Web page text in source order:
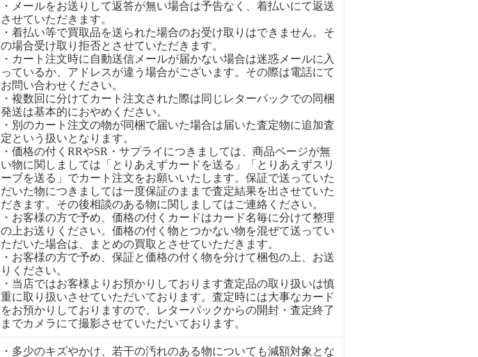
・メールをお送りして返答が無い場合は予告なく、着払いにて返送
させていただきます。
・着払い等で買取品を送られた場合のお受け取りはできません。そ
の場合受け取り拒否とさせていただきます。
・カート注文時に自動送信メールが届かない場合は迷惑メールに入
っているか、アドレスが違う場合がございます。その際は電話にて
お問い合わせください。
・複数回に分けてカート注文された際は同じレターパックでの同梱
発送は基本的におやめください。
・別のカート注文の物が同梱で届いた場合は届いた査定物に追加査
定という扱いとなります。
・価格の付くRRやSR・サプライにつきましては、商品ページが無
い物に関しましては「とりあえずカードを送る」「とりあえずスリ
ーブを送る」でカート注文をお願いいたします。保証で送っていた
だいた物につきましては一度保証のままで査定結果を出させていた
だきます。その後相談のある物に関しましてはご連絡ください。
・お客様の方で予め、価格の付くカードはカード名毎に分けて整理
の上お送りください。価格の付く物とつかない物を混ぜて送ってい
ただいた場合は、まとめの買取とさせていただきます。
・お客様の方で予め、保証と価格の付く物を分けて梱包の上、お送
りください。
・当店ではお客様よりお預かりしております査定品の取り扱いは慎
重に取り扱いさせていただいております。査定時には大事なカード
をお預かりしておりますので、レターパックからの開封・査定終了
までカメラにて撮影させていただいております。
・多少のキズやかけ、若干の汚れのある物についても減額対象とな